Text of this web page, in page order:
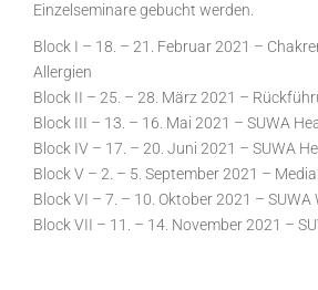
Einzelseminare gebucht werden.
Block I – 18. – 21. Februar 2021 –
Allergien
Block II – 25. – 28. März 2021 –
Block III – 13. – 16. Mai 2021 – SUWA
Block IV – 17. – 20. Juni 2021 – SUWA
Block V – 2. – 5. September 2021 –
Block VI – 7. – 10. Oktober 2021 –
Block VII – 11. – 14. November 2021 –